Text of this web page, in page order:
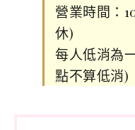
營業時間：
休)
每人低消為
點不算低消)